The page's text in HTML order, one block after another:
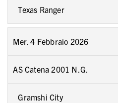
Texas Ranger
Mer. 4 Febbraio 2026
AS Catena 2001 N.G.
Gramshi City